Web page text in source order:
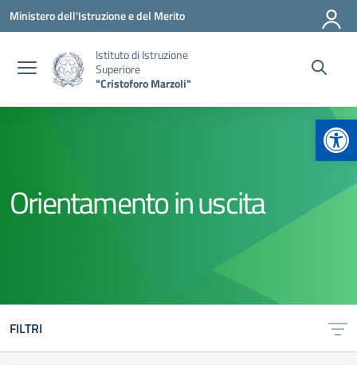
Vai ai contenuti
Vai al menu di navigazione
Vai al footer
Ministero dell'Istruzione e del Merito
Istituto di Istruzione
Superiore
"Cristoforo Marzoli"
Orientamento in uscita
FILTRI